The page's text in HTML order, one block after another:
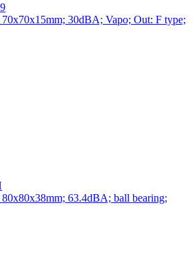
30dBA; Vapo; Out: F type;
63.4dBA; ball bearing;